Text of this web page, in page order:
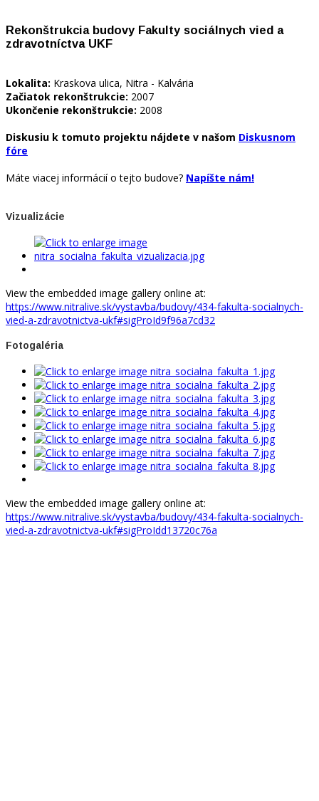
Rekonštrukcia budovy Fakulty sociálnych vied a
zdravotníctva UKF
Lokalita: Kraskova ulica, Nitra - Kalvária
Začiatok rekonštrukcie: 2007
Ukončenie rekonštrukcie: 2008
Diskusiu k tomuto projektu nájdete v našom Diskusnom
fóre
Máte viacej informácií o tejto budove? Napíšte nám!
Vizualizácie
View the embedded image gallery online at:
https://www.nitralive.sk/vystavba/budovy/434-fakulta-socialnych-
vied-a-zdravotnictva-ukf#sigProId9f96a7cd32
Fotogaléria
View the embedded image gallery online at:
https://www.nitralive.sk/vystavba/budovy/434-fakulta-socialnych-
vied-a-zdravotnictva-ukf#sigProIdd13720c76a